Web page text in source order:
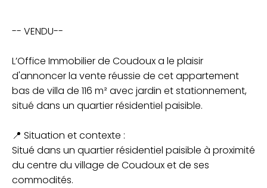
-- VENDU--
L’Office Immobilier de Coudoux a le plaisir
d'annoncer la vente réussie de cet appartement
bas de villa de 116 m² avec jardin et stationnement,
situé dans un quartier résidentiel paisible.
📍 Situation et contexte :
Situé dans un quartier résidentiel paisible à proximité
du centre du village de Coudoux et de ses
commodités.